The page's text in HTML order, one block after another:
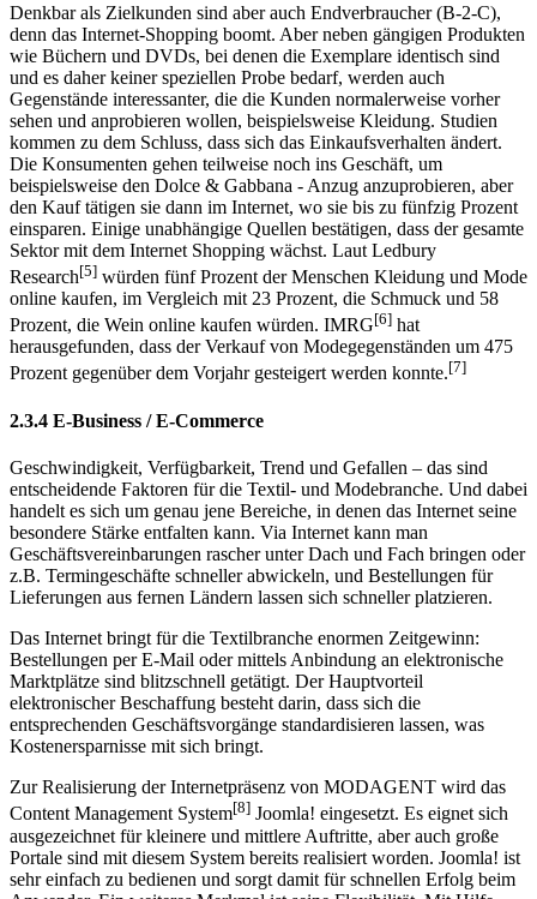
denn das Internet-Shopping boomt. Aber neben gängigen Produkten
wie Büchern und DVDs, bei denen die Exemplare identisch sind
und es daher keiner speziellen Probe bedarf, werden auch
Gegenstände interessanter, die die Kunden normalerweise vorher
sehen und anprobieren wollen, beispielsweise Kleidung. Studien
kommen zu dem Schluss, dass sich das Einkaufsverhalten ändert.
Die Konsumenten gehen teilweise noch ins Geschäft, um
beispielsweise den Dolce & Gabbana - Anzug anzuprobieren, aber
den Kauf tätigen sie dann im Internet, wo sie bis zu fünfzig Prozent
einsparen. Einige unabhängige Quellen bestätigen, dass der gesamte
Sektor mit dem Internet Shopping wächst. Laut Ledbury
Research[5]würden fünf Prozent der Menschen Kleidung und Mode
online kaufen, im Vergleich mit 23 Prozent, die Schmuck und 58
Prozent, die Wein online kaufen würden. IMRG[6]hat
herausgefunden, dass der Verkauf von Modegegenständen um 475
Prozent gegenüber dem Vorjahr gesteigert werden konnte.[7]
entscheidende Faktoren für die Textil- und Modebranche. Und dabei
handelt es sich um genau jene Bereiche, in denen das Internet seine
besondere Stärke entfalten kann. Via Internet kann man
Geschäftsvereinbarungen rascher unter Dach und Fach bringen oder
z.B. Termingeschäfte schneller abwickeln, und Bestellungen für
Lieferungen aus fernen Ländern lassen sich schneller platzieren.
Bestellungen per E-Mail oder mittels Anbindung an elektronische
Marktplätze sind blitzschnell getätigt. Der Hauptvorteil
elektronischer Beschaffung besteht darin, dass sich die
entsprechenden Geschäftsvorgänge standardisieren lassen, was
Kostenersparnisse mit sich bringt.
Content Management System[8]Joomla! eingesetzt. Es eignet sich
ausgezeichnet für kleinere und mittlere Auftritte, aber auch große
Portale sind mit diesem System bereits realisiert worden. Joomla! ist
sehr einfach zu bedienen und sorgt damit für schnellen Erfolg beim
Anwender. Ein weiteres Merkmal ist seine Flexibilität. Mit Hilfe